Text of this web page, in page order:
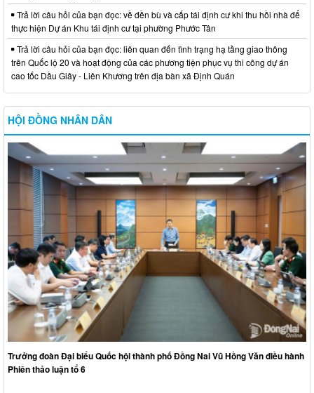
Trả lời câu hỏi của bạn đọc: về đền bù và cấp tái định cư khi thu hồi nhà để
thực hiện Dự án Khu tái định cư tại phường Phước Tân
Trả lời câu hỏi của bạn đọc: liên quan đến tình trạng hạ tầng giao thông
trên Quốc lộ 20 và hoạt động của các phương tiện phục vụ thi công dự án
cao tốc Dầu Giây - Liên Khương trên địa bàn xã Định Quán
HỘI ĐỒNG NHÂN DÂN
Trưởng đoàn Đại biểu Quốc hội thành phố Đồng Nai Vũ Hồng Văn điều hành
Phiên thảo luận tổ 6